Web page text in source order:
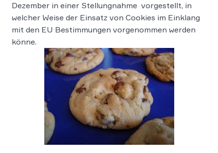
Dezember in einer Stellungnahme vorgestellt, in
welcher Weise der Einsatz von Cookies im Einklang
mit den EU Bestimmungen vorgenommen werden
könne.